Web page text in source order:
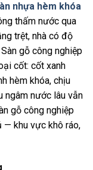
nhựa hèm khóa
thấm nước qua
trệt, nhà có độ
gỗ công nghiệp
cốt: cốt xanh
hèm khóa, chịu
ngâm nước lâu vẫn
gỗ công nghiệp
— khu vực khô ráo,